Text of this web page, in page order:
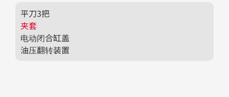
平刀3把
夹套
电动闭合缸盖
油压翻转装置